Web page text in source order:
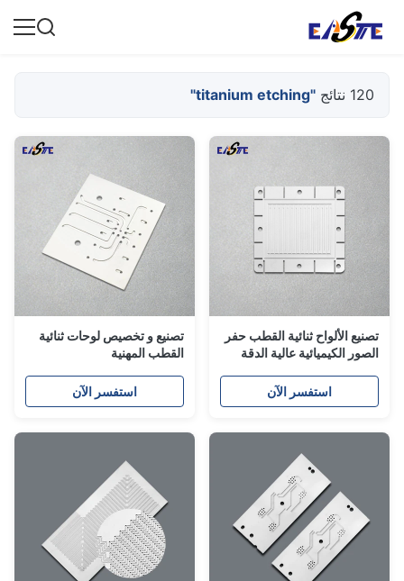
120 نتائج "titanium etching"
تصنيع الألواح ثنائية القطب حفر
الصور الكيميائية عالية الدقة
الوقود الهيدروجينية
استفسر الآن
تصنيع و تخصيص لوحات ثنائية
القطب المهنية
استفسر الآن